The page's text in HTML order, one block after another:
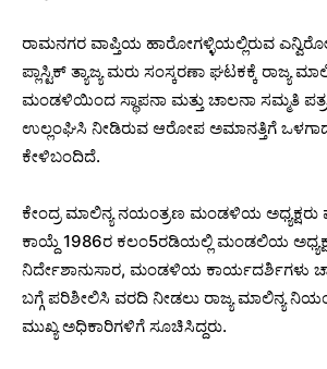
ರಾಮನಗರ ವಾಪ್ತಿಯ ಹಾರೋಗಳ್ಳಿಯಲ್ಲಿರುವ ಎನ್ವಿರೋ
ಪ್ಲಾಸ್ಟಿಕ್‌ ತ್ಯಾಜ್ಯ ಮರು ಸಂಸ್ಕರಣಾ ಘಟಕಕ್ಕೆ ರಾಜ್ಯ
ಮಂಡಳಿಯಿಂದ ಸ್ಥಾಪನಾ ಮತ್ತು ಚಾಲನಾ ಸಮ್ಮತಿ
ಉಲ್ಲಂಘಿಸಿ ನೀಡಿರುವ ಆರೋಪ ಅಮಾನತ್ತಿಗೆ
ಕೇಳಿಬಂದಿದೆ.
ಕೇಂದ್ರ ಮಾಲಿನ್ಯ ನಯಂತ್ರಣ ಮಂಡಳಿಯ ಅಧ್ಯಕ್ಷರು
ಕಾಯ್ದೆ 1986ರ ಕಲಂ5ರಡಿಯಲ್ಲಿ ಮಂಡಲಿಯ
ನಿರ್ದೇಶಾನುಸಾರ, ಮಂಡಳಿಯ ಕಾರ್ಯದರ್ಶಿಗಳು
ಬಗ್ಗೆ ಪರಿಶೀಲಿಸಿ ವರದಿ ನೀಡಲು ರಾಜ್ಯ ಮಾಲಿನ್ಯ
ಮುಖ್ಯ ಅಧಿಕಾರಿಗಳಿಗೆ ಸೂಚಿಸಿದ್ದರು.